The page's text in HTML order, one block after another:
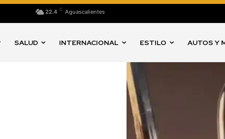
22.4 C Aguascalientes
SALUD INTERNACIONAL ESTILO AUTOS Y